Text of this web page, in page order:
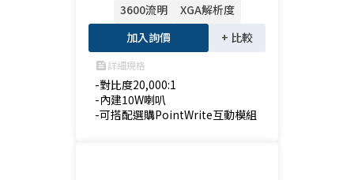
3600流明
XGA解析度
加入詢價
+ 比較
feed詳細規格
-對比度20,000:1
-內建10W喇叭
-可搭配選購PointWrite互動模組